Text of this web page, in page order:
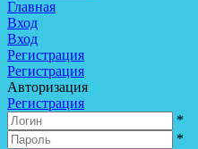
Главная
Вход
Вход
Регистрация
Регистрация
Авторизация
Регистрация
*
*